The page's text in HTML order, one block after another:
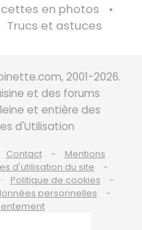
en photos
Trucs et astuces
2001-2026.
et des forums
et entière des
d'Utilisation
Contact
Mentions
d'utilisation du site
Politique de cookies
personnelles